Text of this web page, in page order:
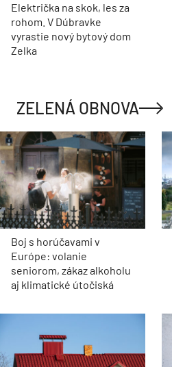
Električka na skok, les za
rohom. V Dúbravke
vyrastie nový bytový dom
Zelka
ZELENÁ OBNOVA
Boj s horúčavami v
Európe: volanie
seniorom, zákaz alkoholu
aj klimatické útočiská